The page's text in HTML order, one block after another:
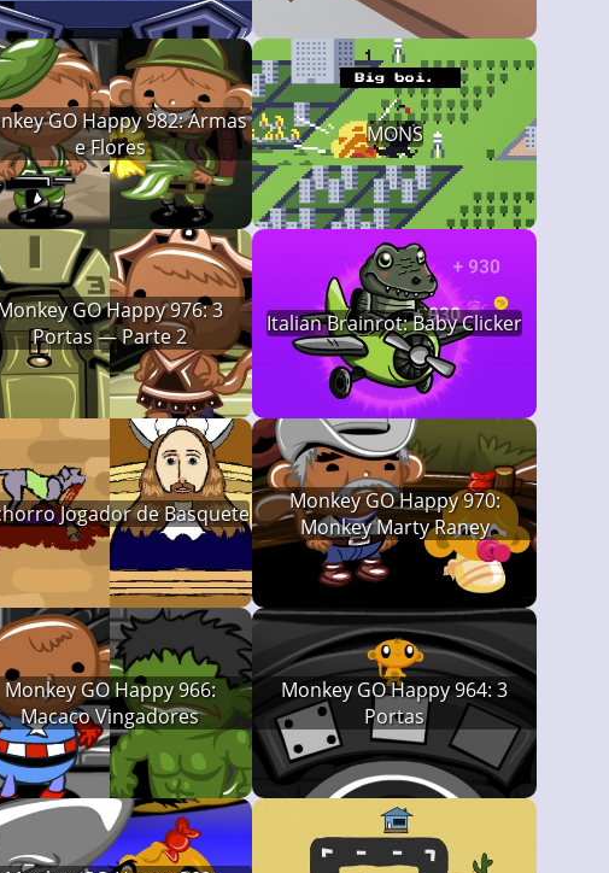
GO Happy 982: Armas
e Flores
MONS
GO Happy 976: 3
Portas — Parte 2
Italian Brainrot: Baby Clicker
Jogador de Basquete
Monkey GO Happy 970:
Monkey Marty Raney
Monkey GO Happy 966:
Macaco Vingadores
Monkey GO Happy 964: 3
Portas